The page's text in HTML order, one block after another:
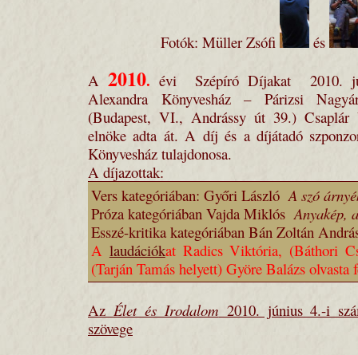
Fotók: Müller Zsófi és
A2010. évi Szépíró Díjakat 2010.
Alexandra Könyvesház – Párizsi
(Budapest, VI., Andrássy út 39.) Csaplár
elnöke adta át. A díj és a díjátadó
Könyvesház tulajdonosa.
A díjazottak:
Vers kategóriában: Győri LászlóA szó
Próza kategóriában Vajda MiklósAnyakép,
Esszé-kritika kategóriában Bán Zoltán
A laudációkat Radics Viktória, (Báthori
(Tarján Tamás helyett) Györe Balázs olvasta
Az Élet és Irodalom 2010. június 4.-i
szövege